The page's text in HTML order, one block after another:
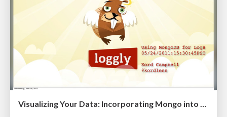
Visualizing Your Data: Incorporating Mongo into Loggly Infrastructure